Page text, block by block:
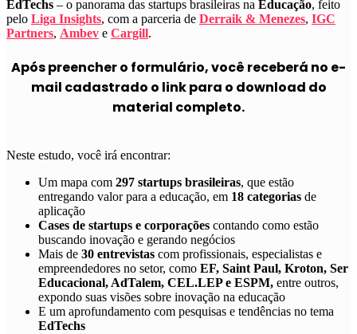
EdTechs – o panorama das startups brasileiras na Educação, feito
pelo Liga Insights, com a parceria de Derraik & Menezes, IGC
Partners, Ambev e Cargill.
Após preencher o formulário, você receberá no e-
mail cadastrado o link para o download do
material completo.
Neste estudo, você irá encontrar:
Um mapa com 297 startups brasileiras, que estão
entregando valor para a educação, em 18 categorias de
aplicação
Cases de startups e corporações contando como estão
buscando inovação e gerando negócios
Mais de 30 entrevistas com profissionais, especialistas e
empreendedores no setor, como EF, Saint Paul, Kroton, Ser
Educacional, AdTalem, CEL.LEP e ESPM, entre outros,
expondo suas visões sobre inovação na educação
E um aprofundamento com pesquisas e tendências no tema
EdTechs